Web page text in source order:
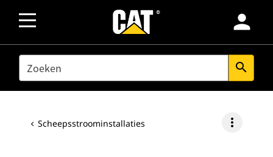
person
SEARCH search
Scheepsstroominstallaties more_vert